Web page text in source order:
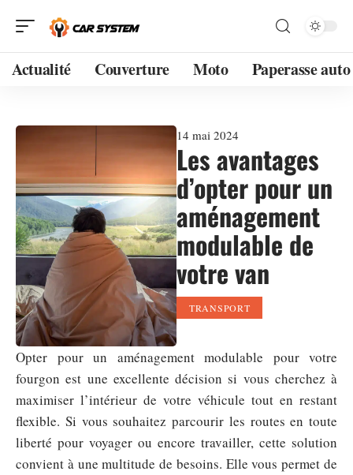
Actualité Couverture Moto Paperasse auto
14 mai 2024
Les avantages
d’opter pour un
aménagement
modulable de
votre van
TRANSPORT
Opter pour un aménagement modulable pour votre
fourgon est une excellente décision si vous cherchez à
maximiser l’intérieur de votre véhicule tout en restant
flexible. Si vous souhaitez parcourir les routes en toute
liberté pour voyager ou encore travailler, cette solution
convient à une multitude de besoins. Elle vous permet de